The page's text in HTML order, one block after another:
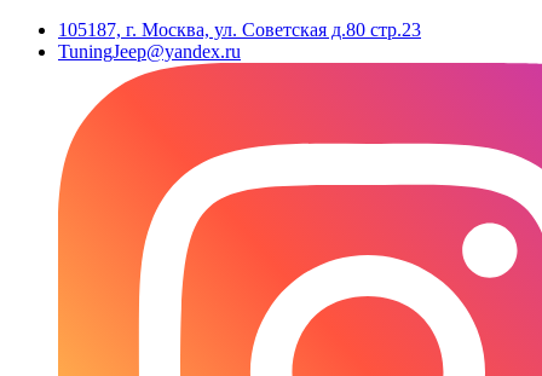
105187, г. Москва, ул. Советская д.80 стр.23
TuningJeep@yandex.ru